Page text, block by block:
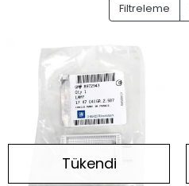
Filtreleme
Tükendi